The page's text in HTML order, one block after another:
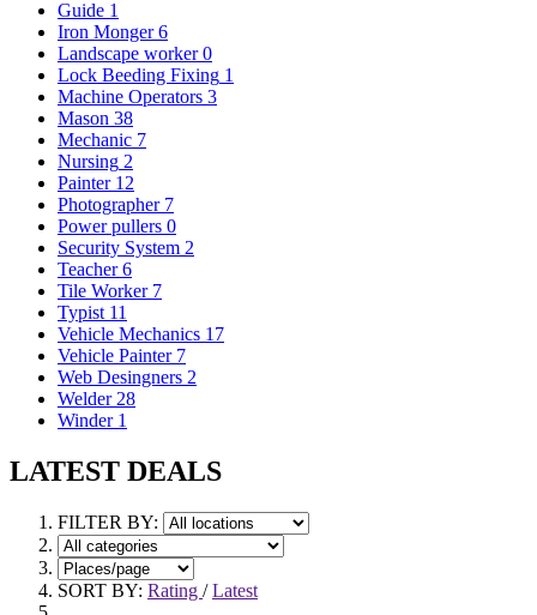
Guide 1
Iron Monger 6
Landscape worker 0
Lock Beeding Fixing 1
Machine Operators 3
Mason 38
Mechanic 7
Nursing 2
Painter 12
Photographer 7
Power pullers 0
Security System 2
Teacher 6
Tile Worker 7
Typist 11
Vehicle Mechanics 17
Vehicle Painter 7
Web Desingners 2
Welder 28
Winder 1
LATEST DEALS
FILTER BY:
SORT BY: Rating /Latest